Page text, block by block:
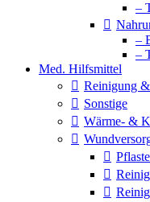
–
–
–
Med. Hilfsmittel
Reinigung
Sonstige
Wärme- &